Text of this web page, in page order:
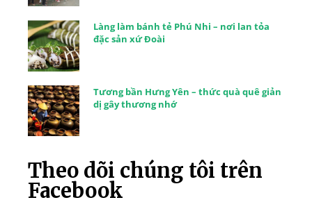
Làng làm bánh tẻ Phú Nhi – nơi lan tỏa
đặc sản xứ Đoài
Tương bần Hưng Yên – thức quà quê giản
dị gây thương nhớ
Theo dõi chúng tôi trên
Facebook